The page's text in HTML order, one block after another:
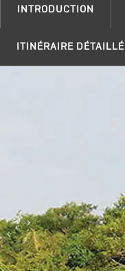
INTRODUCTION
ITINÉRAIRE DÉTAILLÉ